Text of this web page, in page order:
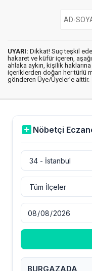
UYARI: Dikkat! Suç teşkil
hakaret ve küfür içeren,
ahlaka aykırı, kişilik
içeriklerden doğan her türlü
gönderen Üye/Üyeler’e aittir.